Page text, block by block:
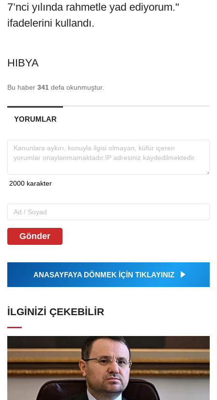
7’nci yılında rahmetle yad ediyorum."
ifadelerini kullandı.
HIBYA
Bu haber 341 defa okunmuştur.
YORUMLAR
Gönder
ANASAYFAYA DÖNMEK İÇİN TIKLAYINIZ
İLGINIZI ÇEKEBILIR